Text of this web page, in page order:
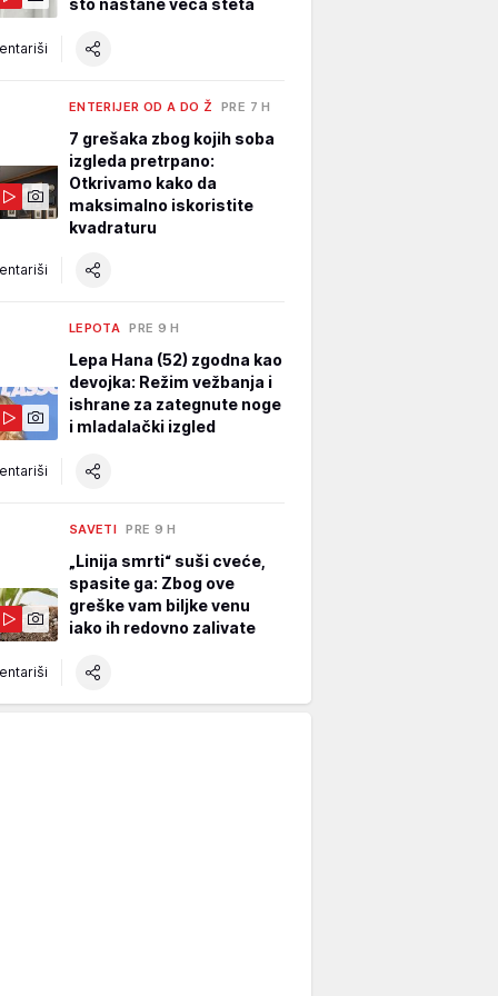
ENTERIJER OD A DO Ž PRE 7 H
7 grešaka zbog kojih soba
izgleda pretrpano:
Otkrivamo kako da
maksimalno iskoristite
kvadraturu
LEPOTA PRE 9 H
Lepa Hana (52) zgodna kao
devojka: Režim vežbanja i
ishrane za zategnute noge
i mladalački izgled
SAVETI PRE 9 H
„Linija smrti“ suši cveće,
spasite ga: Zbog ove
greške vam biljke venu
iako ih redovno zalivate